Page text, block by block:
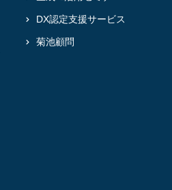
DX認定支援サービス
菊池顧問